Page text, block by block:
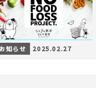
お知らせ 2025.02.27